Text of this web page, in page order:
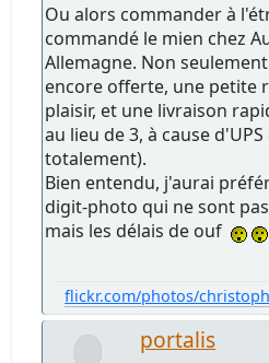
Ou alors commander à
commandé le mien chez
Allemagne. Non
encore offerte, une petite
plaisir, et une livraison
au lieu de 3, à cause
totalement).
Bien entendu, j'aurai
digit-photo qui ne sont
mais les délais de ouf
flickr.com/photos/
portalis